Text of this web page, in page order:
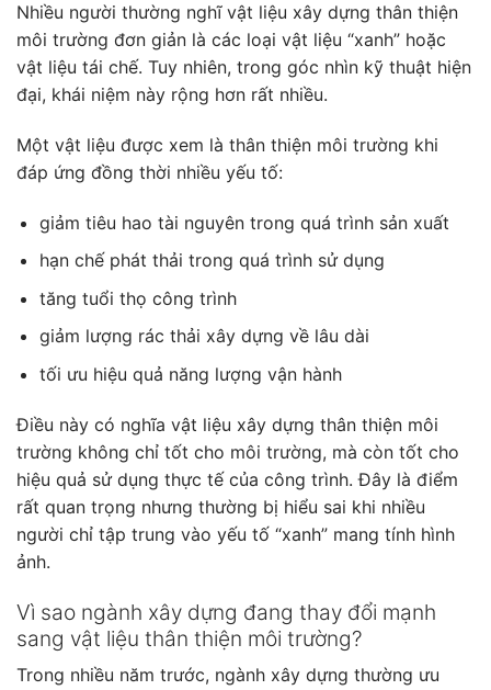
Nhiều người thường nghĩ vật liệu xây dựng thân thiện
môi trường đơn giản là các loại vật liệu “xanh” hoặc
vật liệu tái chế. Tuy nhiên, trong góc nhìn kỹ thuật hiện
đại, khái niệm này rộng hơn rất nhiều.
Một vật liệu được xem là thân thiện môi trường khi
đáp ứng đồng thời nhiều yếu tố:
giảm tiêu hao tài nguyên trong quá trình sản xuất
hạn chế phát thải trong quá trình sử dụng
tăng tuổi thọ công trình
giảm lượng rác thải xây dựng về lâu dài
tối ưu hiệu quả năng lượng vận hành
Điều này có nghĩa vật liệu xây dựng thân thiện môi
trường không chỉ tốt cho môi trường, mà còn tốt cho
hiệu quả sử dụng thực tế của công trình. Đây là điểm
rất quan trọng nhưng thường bị hiểu sai khi nhiều
người chỉ tập trung vào yếu tố “xanh” mang tính hình
ảnh.
Vì sao ngành xây dựng đang thay đổi mạnh
sang vật liệu thân thiện môi trường?
Trong nhiều năm trước, ngành xây dựng thường ưu